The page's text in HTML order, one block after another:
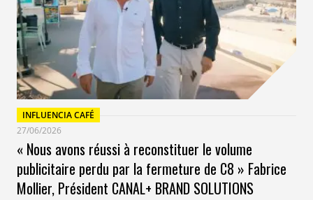
INFLUENCIA CAFÉ
27/06/2026
« Nous avons réussi à reconstituer le volume
publicitaire perdu par la fermeture de C8 » Fabrice
Mollier, Président CANAL+ BRAND SOLUTIONS